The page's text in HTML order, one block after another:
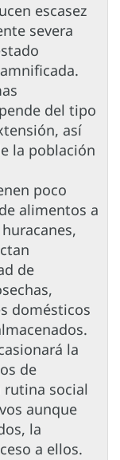
escasez
severa
del tipo
así
la población
poco
alimentos a
de
domésticos
la
de
social
aunque
la
a ellos.